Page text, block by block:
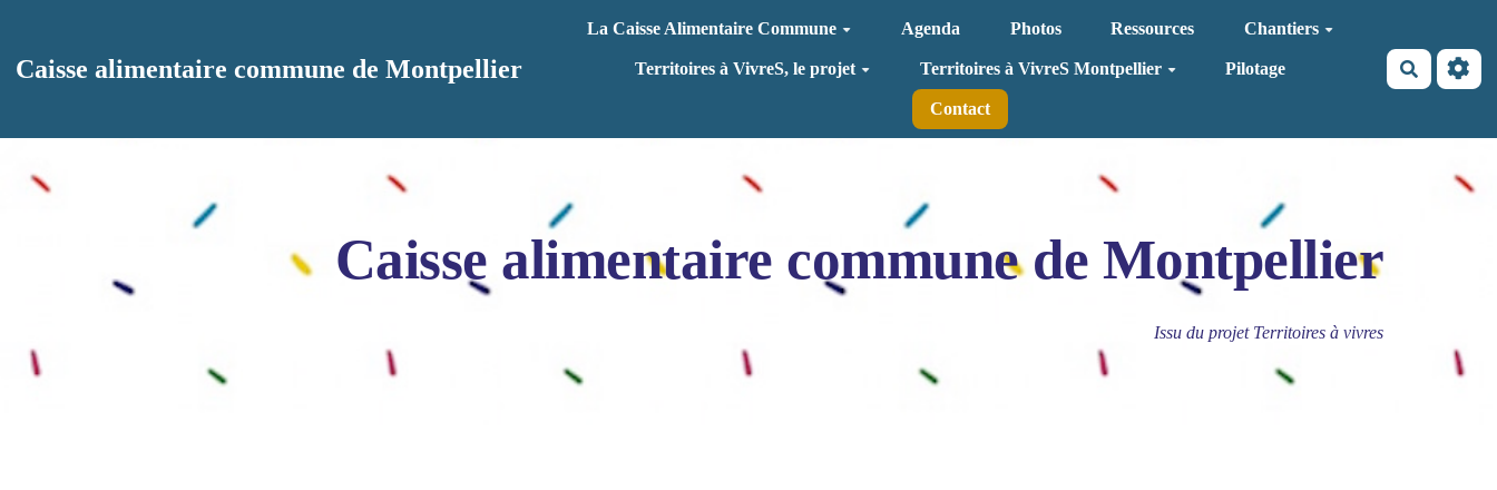
Caisse alimentaire commune de Montpellier
La Caisse Alimentaire Commune Agenda Photos Ressources Chantiers
Territoires à VivreS, le projet Territoires à VivreS Montpellier Pilotage
Contact
Caisse alimentaire commune de Montpellier
Issu du projet Territoires à vivres